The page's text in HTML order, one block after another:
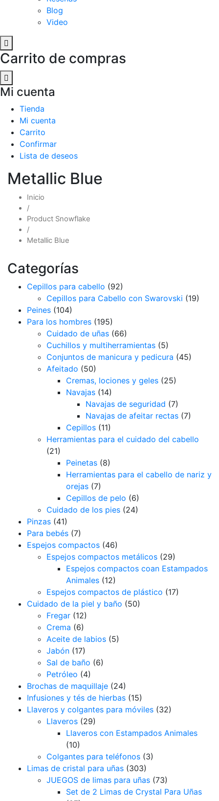
Blog
Video
Carrito de compras
Mi cuenta
Tienda
Mi cuenta
Carrito
Confirmar
Lista de deseos
Metallic Blue
Inicio
/
Product Snowflake
/
Metallic Blue
Categorías
Cepillos para cabello (92)
Cepillos para Cabello con Swarovski (19)
Peines (104)
Para los hombres (195)
Cuidado de uñas (66)
Cuchillos y multiherramientas (5)
Conjuntos de manicura y pedicura (45)
Afeitado (50)
Cremas, lociones y geles (25)
Navajas (14)
Navajas de seguridad (7)
Navajas de afeitar rectas (7)
Cepillos (11)
Herramientas para el cuidado del cabello
(21)
Peinetas (8)
Herramientas para el cabello de nariz y
orejas (7)
Cepillos de pelo (6)
Cuidado de los pies (24)
Pinzas (41)
Para bebés (7)
Espejos compactos (46)
Espejos compactos metálicos (29)
Espejos compactos coan Estampados
Animales (12)
Espejos compactos de plástico (17)
Cuidado de la piel y baño (50)
Fregar (12)
Crema (6)
Aceite de labios (5)
Jabón (17)
Sal de baño (6)
Petróleo (4)
Brochas de maquillaje (24)
Infusiones y tés de hierbas (15)
Llaveros y colgantes para móviles (32)
Llaveros (29)
Llaveros con Estampados Animales
(10)
Colgantes para teléfonos (3)
Limas de cristal para uñas (303)
JUEGOS de limas para uñas (73)
Set de 2 Limas de Crystal Para Uñas